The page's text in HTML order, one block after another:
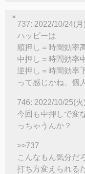
737: 2022/10/24(月
ハッピーは
順押し＝時間効率
中押し＝時間効率
逆押し＝時間効率
って感じかね、個
746: 2022/10/25(火
今回も中押しで変
っちゃうんか？
>>737
こんなもん気分だ
打ち方変えられる